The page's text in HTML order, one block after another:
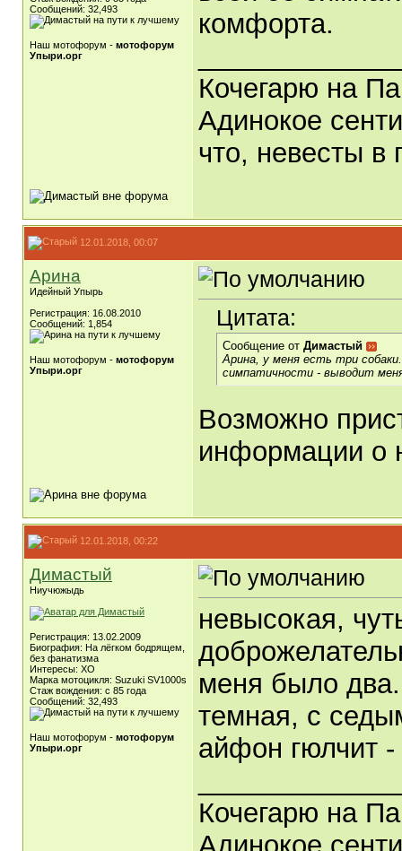
Сообщений: 32,493
Наш мотофорум - мотофорум
Упыри.орг
комфорта.
Кочегарю на
Адинокое
что, невесты в
12.01.2018, 00:07
Арина
Идейный Упырь
Регистрация: 16.08.2010
Сообщений: 1,854
Наш мотофорум - мотофорум
Упыри.орг
Цитата:
Сообщение от Димастый
Арина, у меня есть три
симпатичности - выводит
Возможно
информации о
12.01.2018, 00:22
Димастый
Ниучюжыдь
Регистрация: 13.02.2009
Биография: На лёгком бодрящем,
без фанатизма
Интересы: ХО
Марка мотоцикля: Suzuki SV1000s
Стаж вождения: с 85 года
Сообщений: 32,493
Наш мотофорум - мотофорум
Упыри.орг
невысокая,
меня было
темная, с
айфон гюлчит -
Кочегарю на